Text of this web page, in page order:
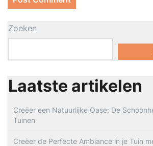
Zoeken
Laatste artikelen
Creëer een Natuurlijke Oase: De
Tuinen
Creëer de Perfecte Ambiance in je Tuin